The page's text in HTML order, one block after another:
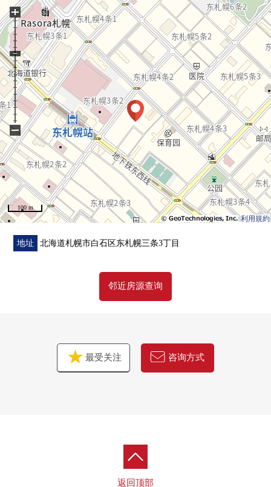
▼设备
・地板暖气(客餐厅、K)
・洗碗机
・浴室烘干机
・防盗门
・贮藏室
▼装修翻新履历
[2022年]全室地板张替
[2025年11月]节能型煤气地板暖气热水供应系统FACT
[2026年7月]厕所新货交换(未使用)
▼比负责人一句话
正改为超FINE泡沫热水供应器，FINE泡沫的水从所有的水
龙头出来。
交换对新货搬家以后卖主在厕所已经(未使用)。
■ 在找想要的家方面给予帮助的━━━━━・・・
房源的详细、需讨论是如有意向，请跟我们联系。
利用規約
100 m
+
−
地址 北海道札幌市白石区东札幌三条3丁目
邻近房源查询
最受关注 咨询方式
返回顶部